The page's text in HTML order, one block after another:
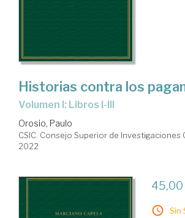
Historias contra los
Volumen I: Libros I-III
Orosio, Paulo
CSIC. Consejo Superior de Investigaciones
2022
45,00
Sin